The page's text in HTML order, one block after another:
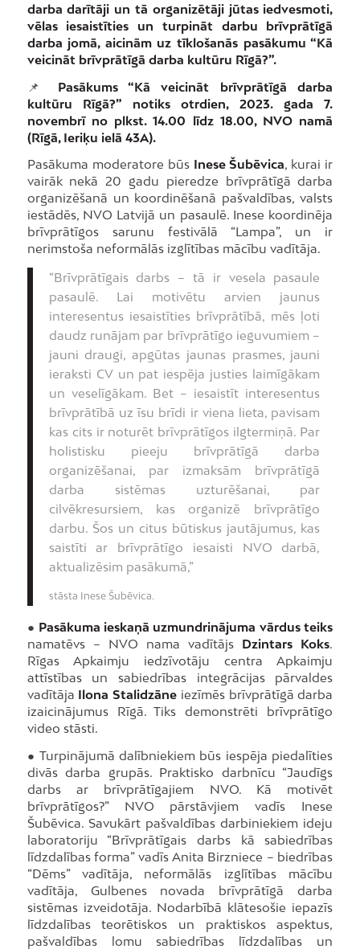
darba darītāji un tā organizētāji jūtas iedvesmoti,
vēlas iesaistīties un turpināt darbu brīvprātīgā
darba jomā, aicinām uz tīklošanās pasākumu “Kā
veicināt brīvprātīgā darba kultūru Rīgā?”.
📌 Pasākums “Kā veicināt brīvprātīgā darba
kultūru Rīgā?” notiks otrdien, 2023. gada 7.
novembrī no plkst. 14.00 līdz 18.00, NVO namā
(Rīgā, Ieriķu ielā 43A).
Pasākuma moderatore būs Inese Šubēvica, kurai ir
vairāk nekā 20 gadu pieredze brīvprātīgā darba
organizēšanā un koordinēšanā pašvaldības, valsts
iestādēs, NVO Latvijā un pasaulē. Inese koordinēja
brīvprātīgos sarunu festivālā “Lampa”, un ir
nerimstoša neformālās izglītības mācību vadītāja.
“Brīvprātīgais darbs – tā ir vesela pasaule
pasaulē. Lai motivētu arvien jaunus
interesentus iesaistīties brīvprātībā, mēs ļoti
daudz runājam par brīvprātīgo ieguvumiem –
jauni draugi, apgūtas jaunas prasmes, jauni
ieraksti CV un pat iespēja justies laimīgākam
un veselīgākam. Bet – iesaistīt interesentus
brīvprātībā uz īsu brīdi ir viena lieta, pavisam
kas cits ir noturēt brīvprātīgos ilgtermiņā. Par
holistisku pieeju brīvprātīgā darba
organizēšanai, par izmaksām brīvprātīgā
darba sistēmas uzturēšanai, par
cilvēkresursiem, kas organizē brīvprātīgo
darbu. Šos un citus būtiskus jautājumus, kas
saistīti ar brīvprātīgo iesaisti NVO darbā,
aktualizēsim pasākumā,”
stāsta Inese Šubēvica.
● Pasākuma ieskaņā uzmundrinājuma vārdus teiks
namatēvs – NVO nama vadītājs Dzintars Koks.
Rīgas Apkaimju iedzīvotāju centra Apkaimju
attīstības un sabiedrības integrācijas pārvaldes
vadītāja Ilona Stalidzāne iezīmēs brīvprātīgā darba
izaicinājumus Rīgā. Tiks demonstrēti brīvprātīgo
video stāsti.
● Turpinājumā dalībniekiem būs iespēja piedalīties
divās darba grupās. Praktisko darbnīcu “Jaudīgs
darbs ar brīvprātīgajiem NVO. Kā motivēt
brīvprātīgos?” NVO pārstāvjiem vadīs Inese
Šubēvica. Savukārt pašvaldības darbiniekiem ideju
laboratoriju “Brīvprātīgais darbs kā sabiedrības
līdzdalības forma” vadīs Anita Birzniece – biedrības
“Dēms” vadītāja, neformālās izglītības mācību
vadītāja, Gulbenes novada brīvprātīgā darba
sistēmas izveidotāja. Nodarbībā klātesošie iepazīs
līdzdalības teorētiskos un praktiskos aspektus,
pašvaldības lomu sabiedrības līdzdalības un